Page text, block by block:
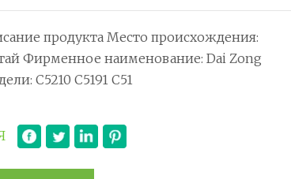
продукта Место происхождения:
Фирменное наименование: Dai Zong
C5210 C5191 C51